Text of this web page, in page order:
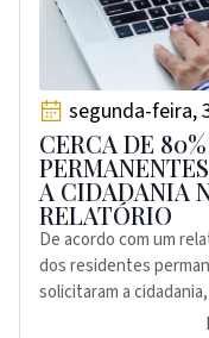
segunda-feira,
CERCA DE
A CIDADANIA
RELATÓRIO
De acordo com um
dos residentes
solicitaram a